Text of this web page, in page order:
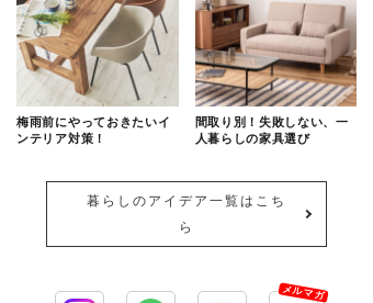
梅雨前にやっておきたいイ
ンテリア対策！
間取り別！失敗しない、一
人暮らしの家具選び
暮らしのアイデア一覧はこち
ら
メルマガ